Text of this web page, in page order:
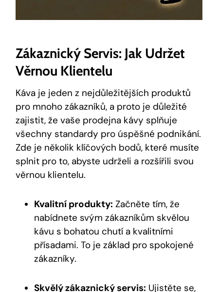
Zákaznický Servis: Jak Udržet
Věrnou Klientelu
Káva je jeden z nejdůležitějších produktů
pro mnoho zákazníků, a proto je důležité
zajistit, že vaše prodejna kávy splňuje
všechny standardy pro úspěšné podnikání.
Zde je několik klíčových bodů, které musíte
splnit pro to, abyste udrželi a rozšířili svou
věrnou klientelu.
Kvalitní produkty: Začněte tím, že
nabídnete svým zákazníkům skvělou
kávu s bohatou chutí a kvalitními
přísadami. To je základ pro spokojené
zákazníky.
Skvělý zákaznický servis: Ujistěte se,